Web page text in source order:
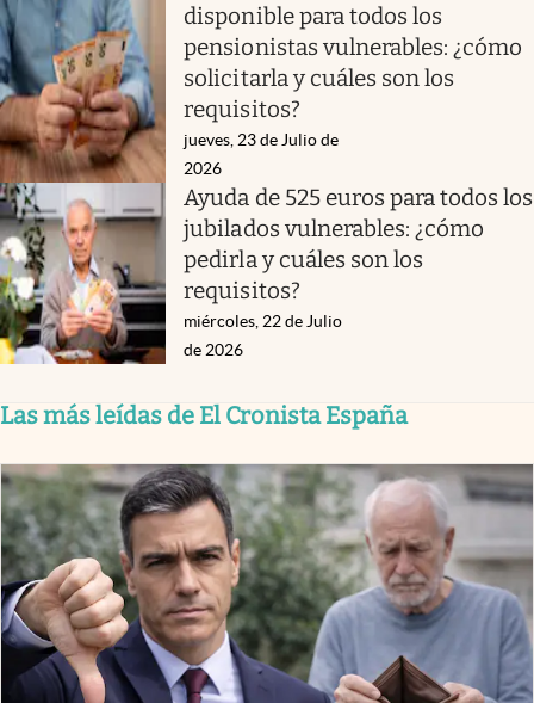
disponible para todos los
pensionistas vulnerables: ¿cómo
solicitarla y cuáles son los
requisitos?
jueves, 23 de Julio de
2026
Ayuda de 525 euros para todos los
jubilados vulnerables: ¿cómo
pedirla y cuáles son los
requisitos?
miércoles, 22 de Julio
de 2026
Las más leídas de El Cronista España